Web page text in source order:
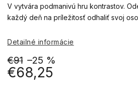
€91 –25 %
€68,25
V vytvára podmanivú hru kontrastov.
každý deň na príležitosť odhaliť svoj
Detailné informácie